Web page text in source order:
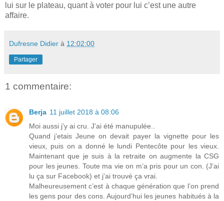
lui sur le plateau, quant à voter pour lui c’est une autre
affaire.
Dufresne Didier à 12:02:00
Partager
1 commentaire:
Berja 11 juillet 2018 à 08:06
Moi aussi j’y ai cru. J’ai été manupulée..
Quand j’etais Jeune on devait payer la vignette pour les
vieux, puis on a donné le lundi Pentecôte pour les vieux.
Maintenant que je suis à la retraite on augmente la CSG
pour les jeunes. Toute ma vie on m’a pris pour un con. (J’ai
lu ça sur Facebook) et j’ai trouvé ça vrai.
Malheureusement c’est à chaque génération que l’on prend
les gens pour des cons. Aujourd’hui les jeunes habitués à la